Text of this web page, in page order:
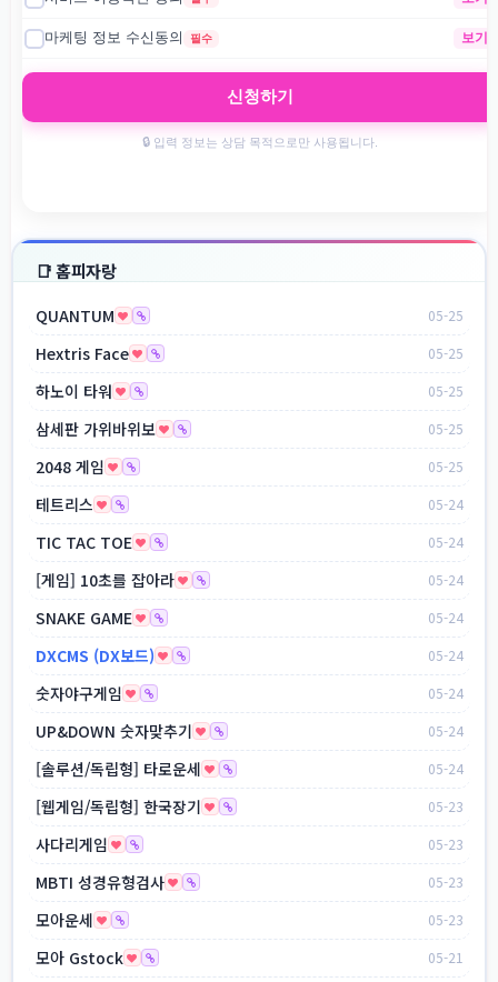
📑 홈피자랑
QUANTUM 05-25
Hextris Face 05-25
하노이 타워 05-25
삼세판 가위바위보 05-25
2048 게임 05-25
테트리스 05-24
TIC TAC TOE 05-24
[게임] 10초를 잡아라 05-24
SNAKE GAME 05-24
DXCMS (DX보드) 05-24
숫자야구게임 05-24
UP&DOWN 숫자맞추기 05-24
[솔루션/독립형] 타로운세 05-24
[웹게임/독립형] 한국장기 05-23
사다리게임 05-23
MBTI 성경유형검사 05-23
모아운세 05-23
모아 Gstock 05-21